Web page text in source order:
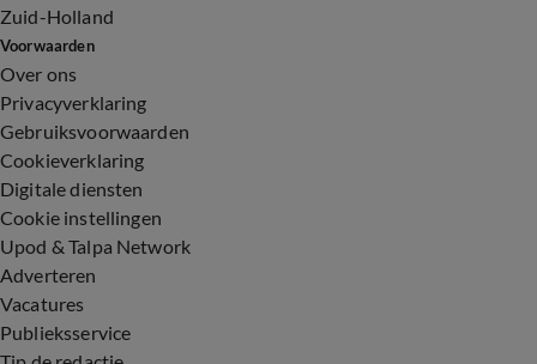
Zuid-Holland
Voorwaarden
Over ons
Privacyverklaring
Gebruiksvoorwaarden
Cookieverklaring
Digitale diensten
Cookie instellingen
Upod & Talpa Network
Adverteren
Vacatures
Publieksservice